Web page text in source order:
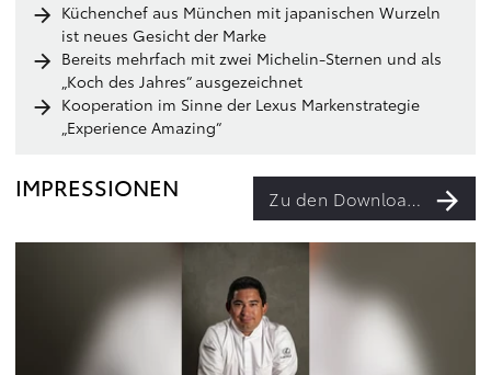
Küchenchef aus München mit japanischen Wurzeln
ist neues Gesicht der Marke
Bereits mehrfach mit zwei Michelin-Sternen und als
„Koch des Jahres“ ausgezeichnet
Kooperation im Sinne der Lexus Markenstrategie
„Experience Amazing“
IMPRESSIONEN Zu den Downloads